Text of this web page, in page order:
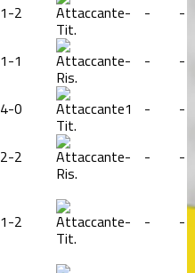
1-2
Tit.
- - -
1-1
Ris.
- - -
4-0
Tit.
1 - -
2-2
Ris.
- - -
1-2
Tit.
- - -